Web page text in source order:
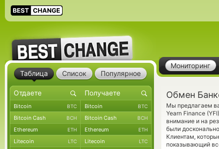
Мониторинг
Обмен
Мы предлагаем
Yearn Finance
внимание и на
были
Клиентам,
показывающий
Таблица Список Популярное
Bitcoin BTC Bitcoin BTC
Bitcoin Cash BCH Bitcoin Cash BCH
Ethereum ETH Ethereum ETH
Litecoin LTC Litecoin LTC